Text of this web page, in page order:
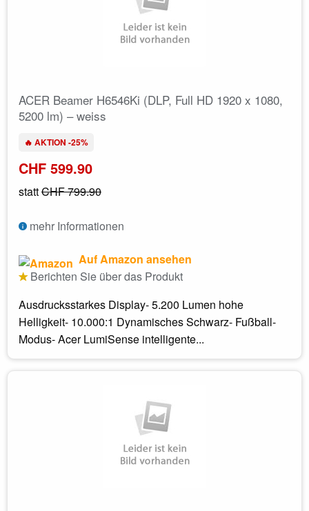
ACER Beamer H6546Ki (DLP, Full HD 1920 x 1080,
5200 lm) – weiss
🔥 AKTION -25%
CHF 599.90
stattCHF 799.90
mehr Informationen
Auf Amazon ansehen
Berichten Sie über das Produkt
Ausdrucksstarkes Display- 5.200 Lumen hohe
Helligkeit- 10.000:1 Dynamisches Schwarz- Fußball-
Modus- Acer LumiSense intelligente...